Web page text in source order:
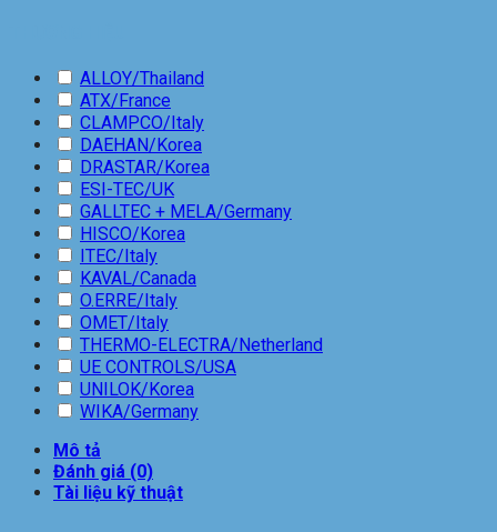
ALLOY/Thailand
ATX/France
CLAMPCO/Italy
DAEHAN/Korea
DRASTAR/Korea
ESI-TEC/UK
GALLTEC + MELA/Germany
HISCO/Korea
ITEC/Italy
KAVAL/Canada
O.ERRE/Italy
OMET/Italy
THERMO-ELECTRA/Netherland
UE CONTROLS/USA
UNILOK/Korea
WIKA/Germany
Mô tả
Đánh giá (0)
Tài liệu kỹ thuật